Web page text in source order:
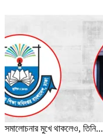
সমালোচনার মুখে থাকলেও, তিনি...